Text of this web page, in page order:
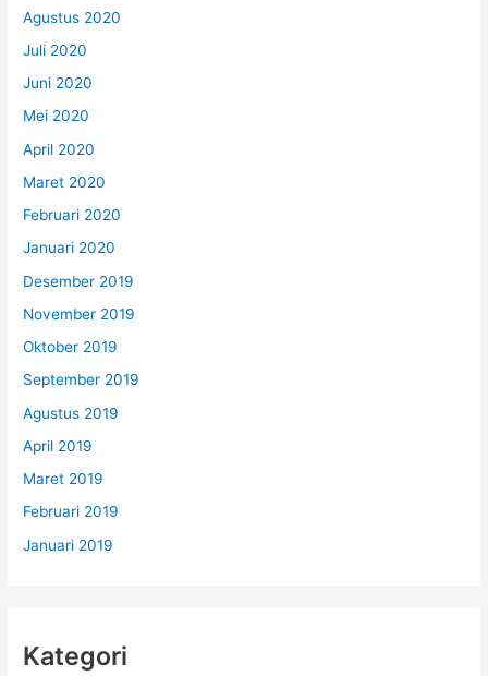
Agustus 2020
Juli 2020
Juni 2020
Mei 2020
April 2020
Maret 2020
Februari 2020
Januari 2020
Desember 2019
November 2019
Oktober 2019
September 2019
Agustus 2019
April 2019
Maret 2019
Februari 2019
Januari 2019
Kategori